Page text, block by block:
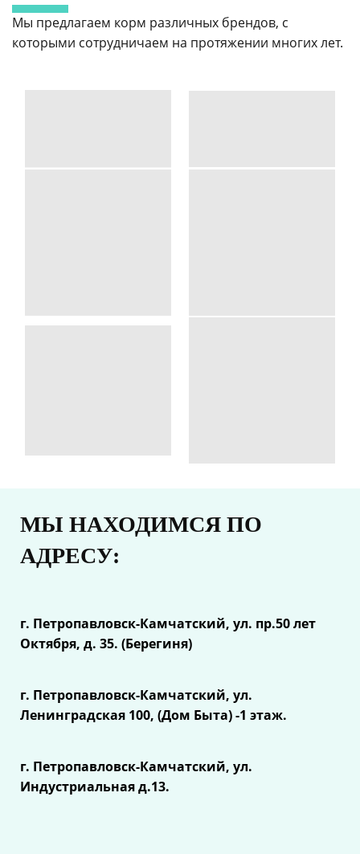
Мы предлагаем корм различных брендов, с
которыми сотрудничаем на протяжении многих лет.
МЫ НАХОДИМСЯ ПО
АДРЕСУ:
г. Петропавловск-Камчатский, ул. пр.50 лет
Октября, д. 35. (Берегиня)
г. Петропавловск-Камчатский, ул.
Ленинградская 100, (Дом Быта) -1 этаж.
г. Петропавловск-Камчатский, ул.
Индустриальная д.13.